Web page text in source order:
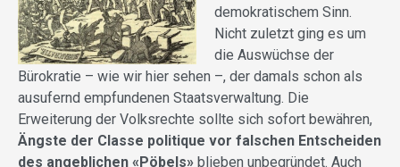
demokratischem Sinn.
Nicht zuletzt ging es um
die Auswüchse der
Bürokratie – wie wir hier sehen –, der damals schon als
ausufernd empfundenen Staatsverwaltung. Die
Erweiterung der Volksrechte sollte sich sofort bewähren,
Ängste der Classe politique vor falschen Entscheiden
des angeblichen «Pöbels» blieben unbegründet. Auch